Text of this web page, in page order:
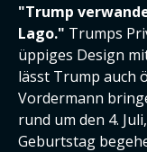
"Trump
Lago." Trumps
üppiges Design
lässt Trump auch
Vordermann
rund um den 4.
Geburtstag